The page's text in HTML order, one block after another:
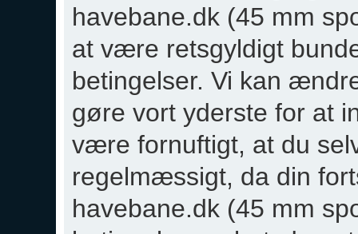
havebane.dk (45 mm
at være retsgyldigt
betingelser. Vi kan
gøre vort yderste for at
være fornuftigt, at du
regelmæssigt, da din
havebane.dk (45 mm